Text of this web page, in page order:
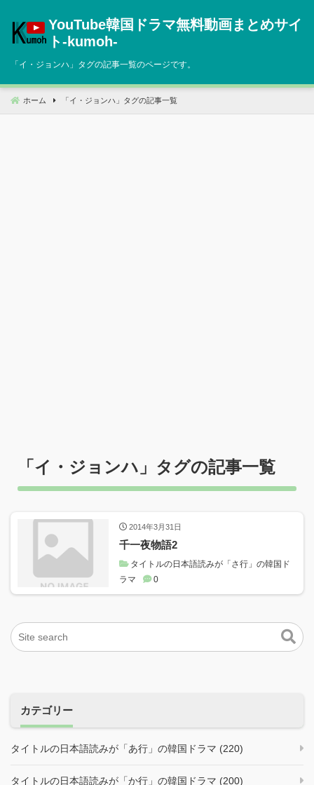
へ
動
YouTube韓国ドラマ無料動画まとめサイ
ト‐kumoh‐
「イ・ジョンハ 」タグの記事一覧のページです。
ホーム 「 イ・ジョンハ 」タグの記事一覧
「イ・ジョンハ 」タグの記事一覧
2014年3月31日
千一夜物語2
タイトルの日本語読みが「さ行」の韓国ド
ラマ
0
カテゴリー
タイトルの日本語読みが「あ行」の韓国ドラマ (220)
タイトルの日本語読みが「か行」の韓国ドラマ (200)